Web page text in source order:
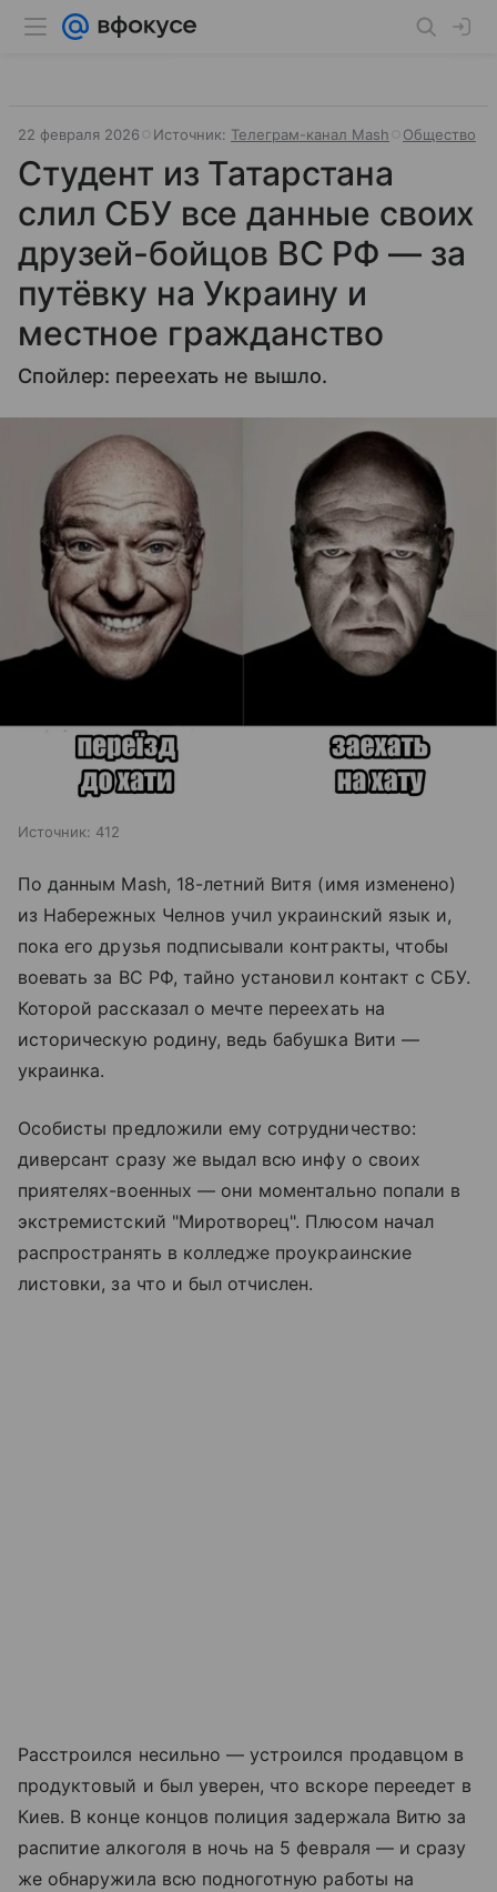
22 февраля 2026 Источник: Телеграм-канал Mash Общество
Студент из Татарстана
слил СБУ все данные своих
друзей-бойцов ВС РФ — за
путёвку на Украину и
местное гражданство
Спойлер: переехать не вышло.
Источник: 412
По данным Mash, 18-летний Витя (имя изменено)
из Набережных Челнов учил украинский язык и,
пока его друзья подписывали контракты, чтобы
воевать за ВС РФ, тайно установил контакт с СБУ.
Которой рассказал о мечте переехать на
историческую родину, ведь бабушка Вити —
украинка.
Особисты предложили ему сотрудничество:
диверсант сразу же выдал всю инфу о своих
приятелях-военных — они моментально попали в
экстремистский "Миротворец". Плюсом начал
распространять в колледже проукраинские
листовки, за что и был отчислен.
Расстроился несильно — устроился продавцом в
продуктовый и был уверен, что вскоре переедет в
Киев. В конце концов полиция задержала Витю за
распитие алкоголя в ночь на 5 февраля — и сразу
же обнаружила всю подноготную работы на